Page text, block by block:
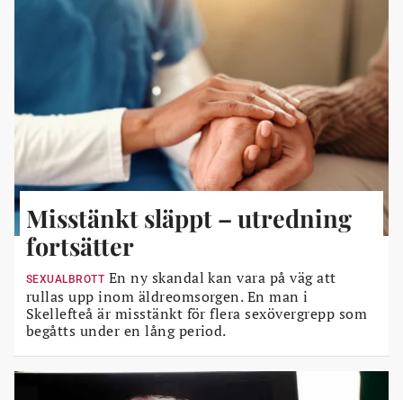
Misstänkt släppt – utredning
fortsätter
SEXUALBROTT En ny skandal kan vara på väg att
rullas upp inom äldreomsorgen. En man i
Skellefteå är misstänkt för flera sexövergrepp som
begåtts under en lång period.